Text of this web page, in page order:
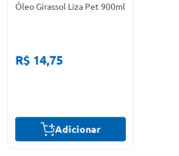
Óleo Girassol Liza Pet 900ml
R$ 14,75
Adicionar